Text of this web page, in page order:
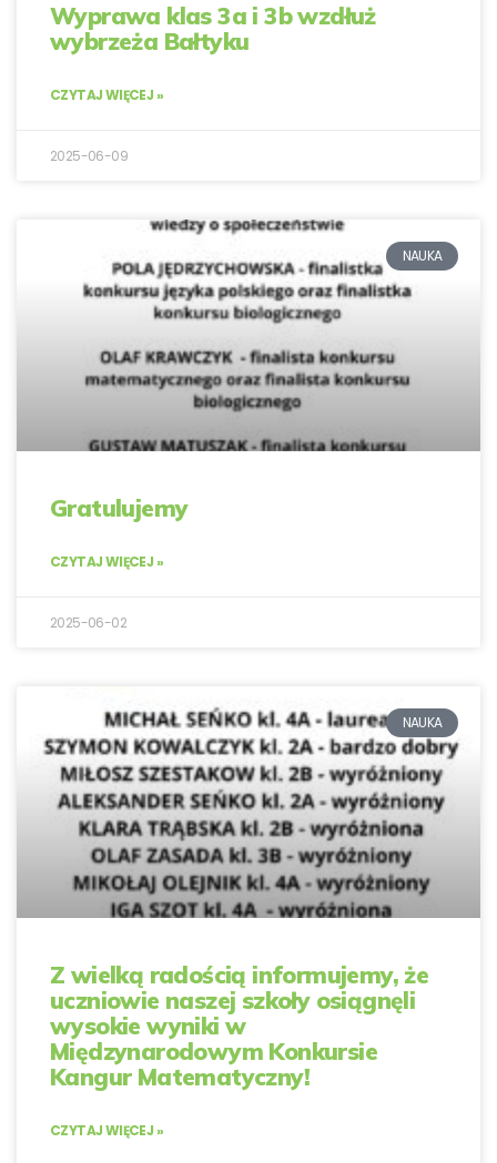
Wyprawa klas 3a i 3b wzdłuż
wybrzeża Bałtyku
CZYTAJ WIĘCEJ »
2025-06-09
NAUKA
Gratulujemy
CZYTAJ WIĘCEJ »
2025-06-02
NAUKA
Z wielką radością informujemy, że
uczniowie naszej szkoły osiągnęli
wysokie wyniki w
Międzynarodowym Konkursie
Kangur Matematyczny!
CZYTAJ WIĘCEJ »